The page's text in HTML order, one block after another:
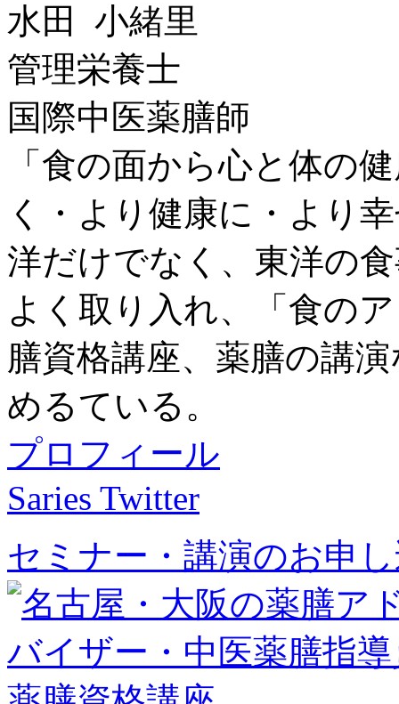
水田 小緒里
管理栄養士
国際中医薬膳師
「食の面から心と体の
く・より健康に・より
洋だけでなく、東洋の
よく取り入れ、「食の
膳資格講座、薬膳の講
めるている。
プロフィール
Saries Twitter
セミナー・講演のお申